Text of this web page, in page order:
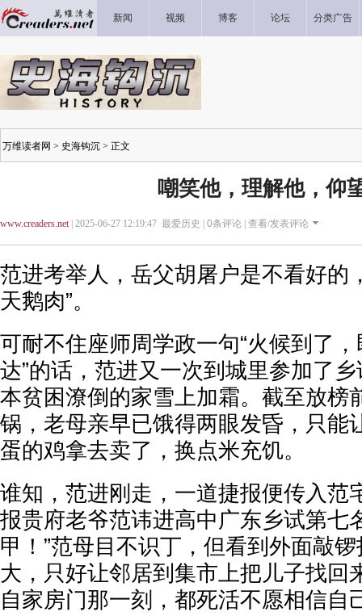
新闻 视频 博客 论坛 分类广告
万维读者网 > 史海钩沉 > 正文
嘲笑他，理解他，仰
www.creaders.net| 2025-06-27 12:19:47 最爱历史 | 0条评论 | 查看/发表评论
范进考举人，岳父胡屠户是不看好的
天鹅肉”。
可耐不住座师周学政一句“火候到了
达”的话，范进又一次到城里参加了
本贫困潦倒的家雪上加霜。截至放榜
锅，老母亲早已饿得两眼发昏，只能
蛋的鸡拿去卖了，换点米充饥。
谁知，范进刚走，一道捷报便传入范
报贵府老爷范讳进高中广东乡试第七
甲！”范母目不识丁，但看到外面敲
大，只好让邻居到集市上把儿子找回
自家房门那一刻，都死活不愿相信自